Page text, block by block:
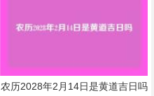
农历2028年2月14日是黄道吉日吗